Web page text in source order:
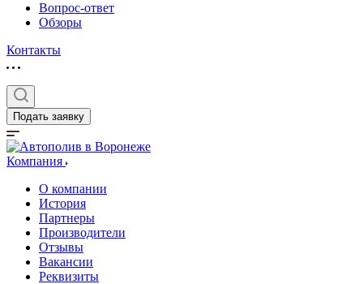
Вопрос-ответ
Обзоры
Контакты
Подать заявку
Компания
О компании
История
Партнеры
Производители
Отзывы
Вакансии
Реквизиты